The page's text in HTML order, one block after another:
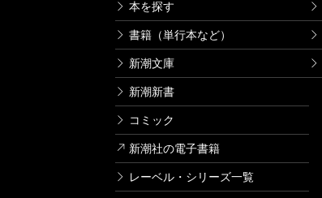
本を探す
書籍（単行本など）
新潮文庫
新潮新書
コミック
新潮社の電子書籍
レーベル・シリーズ一覧